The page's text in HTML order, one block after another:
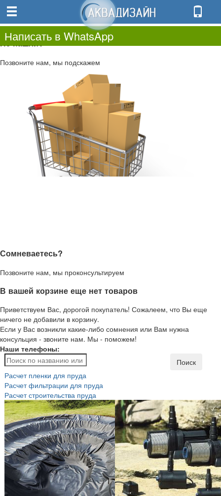
0.00
0
Не нашли?
Позвоните нам, мы подскажем
Сомневаетесь?
Позвоните нам, мы проконсультируем
В вашей корзине еще нет товаров
Приветствуем Вас, дорогой покупатель! Сожалеем, что Вы еще
ничего не добавили в корзину.
Если у Вас возникли какие-либо сомнения или Вам нужна
консульция - звоните нам. Мы - поможем!
Наши телефоны:
Написать в WhatsApp
Поиск
Расчет пленки для пруда
Расчет фильтрации для пруда
Расчет строительства пруда